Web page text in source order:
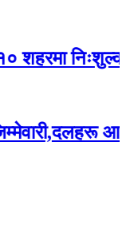
निःशुल्क